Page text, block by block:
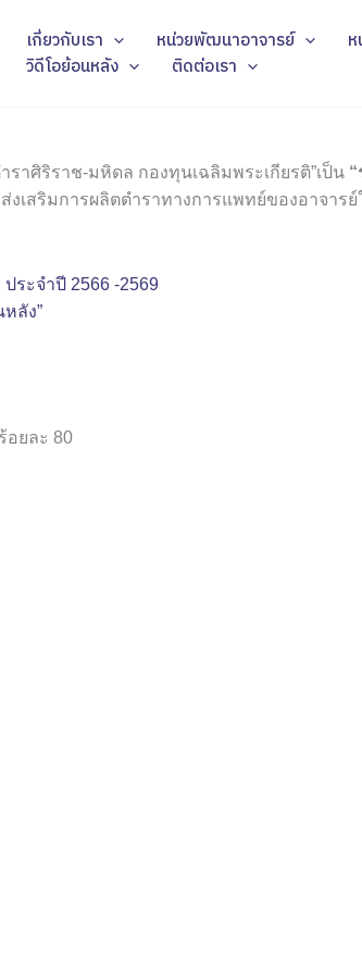
เกี่ยวกับเรา หน่วยพัฒนาอาจารย์
วิดีโอย้อนหลัง
ติดต่อเรา
ราศิริราช-มหิดล กองทุนเฉลิมพระเกียรติ”เป็น
เสริมการผลิตตำราทางการแพทย์ของอาจ
ระจำปี 2566 -2569
ลัง”
อยละ 80